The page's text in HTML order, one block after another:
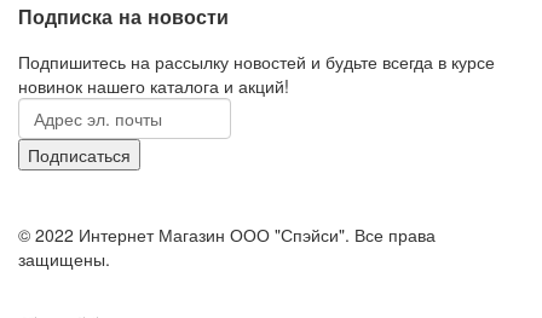
Подписка на новости
Подпишитесь на рассылку новостей и будьте всегда в курсе
новинок нашего каталога и акций!
© 2022 Интернет Магазин ООО "Спэйси". Все права
защищены.